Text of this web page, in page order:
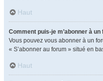
Haut
Comment puis-je m’abonner à
Vous pouvez vous abonner à un
« S’abonner au forum » situé en
Haut